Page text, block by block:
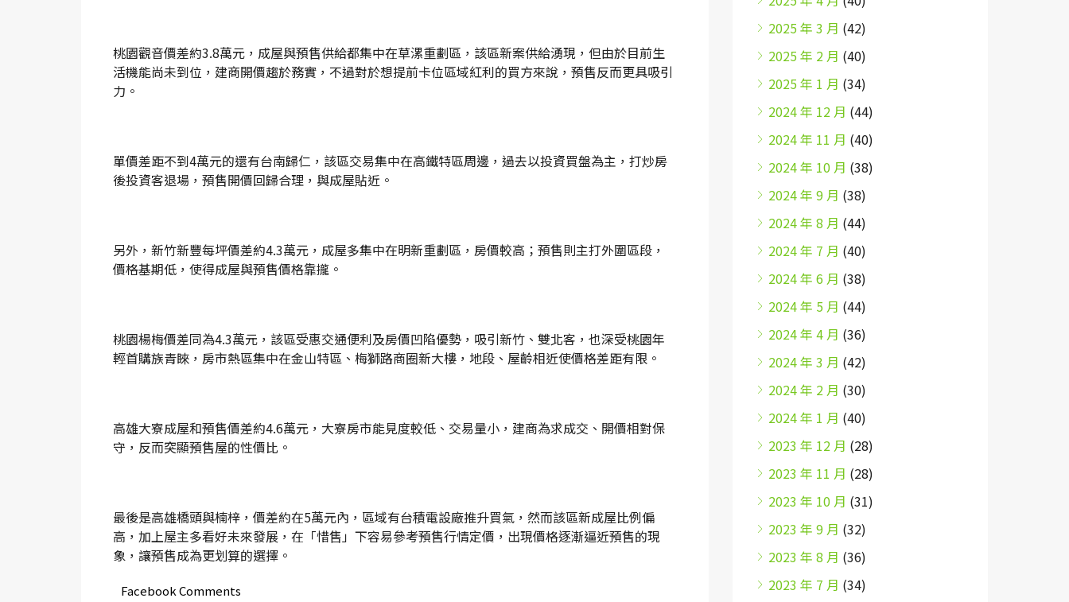
桃園觀音價差約3.8萬元，成屋與預售供給都集中在草漯重劃區，該區新案供給湧現，但由於目前生
活機能尚未到位，建商開價趨於務實，不過對於想提前卡位區域紅利的買方來說，預售反而更具吸引
力。
單價差距不到4萬元的還有台南歸仁，該區交易集中在高鐵特區周邊，過去以投資買盤為主，打炒房
後投資客退場，預售開價回歸合理，與成屋貼近。
另外，新竹新豐每坪價差約4.3萬元，成屋多集中在明新重劃區，房價較高；預售則主打外圍區段，
價格基期低，使得成屋與預售價格靠攏。
桃園楊梅價差同為4.3萬元，該區受惠交通便利及房價凹陷優勢，吸引新竹、雙北客，也深受桃園年
輕首購族青睞，房市熱區集中在金山特區、梅獅路商圈新大樓，地段、屋齡相近使價格差距有限。
高雄大寮成屋和預售價差約4.6萬元，大寮房市能見度較低、交易量小，建商為求成交、開價相對保
守，反而突顯預售屋的性價比。
最後是高雄橋頭與楠梓，價差約在5萬元內，區域有台積電設廠推升買氣，然而該區新成屋比例偏
高，加上屋主多看好未來發展，在「惜售」下容易參考預售行情定價，出現價格逐漸逼近預售的現
象，讓預售成為更划算的選擇。
Facebook Comments
2025 年 3 月 (42)
2025 年 2 月 (40)
2025 年 1 月 (34)
2024 年 12 月 (44)
2024 年 11 月 (40)
2024 年 10 月 (38)
2024 年 9 月 (38)
2024 年 8 月 (44)
2024 年 7 月 (40)
2024 年 6 月 (38)
2024 年 5 月 (44)
2024 年 4 月 (36)
2024 年 3 月 (42)
2024 年 2 月 (30)
2024 年 1 月 (40)
2023 年 12 月 (28)
2023 年 11 月 (28)
2023 年 10 月 (31)
2023 年 9 月 (32)
2023 年 8 月 (36)
2023 年 7 月 (34)